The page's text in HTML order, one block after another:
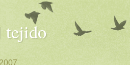
tejido